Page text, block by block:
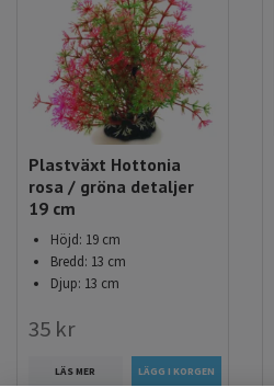
Plastväxt Hottonia
rosa / gröna detaljer
19 cm
Höjd: 19 cm
Bredd: 13 cm
Djup: 13 cm
35 kr
LÄS MER